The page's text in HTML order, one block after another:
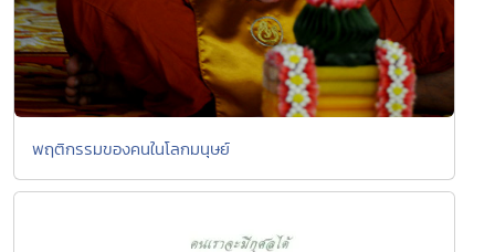
พฤติกรรมของคนในโลกมนุษย์